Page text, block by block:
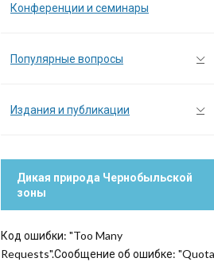
Конференции и семинары
Популярные вопросы
Издания и публикации
Дикая природа Чернобыльской
зоны
Код ошибки: "Too Many
Requests".Сообщение об ошибке: "Quota